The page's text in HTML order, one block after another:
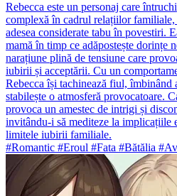
Rebecca este un personaj care
complexă în cadrul relațiilor familiale,
adesea considerate tabu în povestiri.
mamă în timp ce adăpostește dorințe
narațiune plină de tensiune care
iubirii și acceptării. Cu un
Rebecca își tachinează fiul, îmbinând
stabilește o atmosferă provocatoare.
provoca un amestec de intrigi și
invitându-i să mediteze la implicațiile
limitele iubirii familiale.
#Romantic #Eroul #Fata #Bătălia